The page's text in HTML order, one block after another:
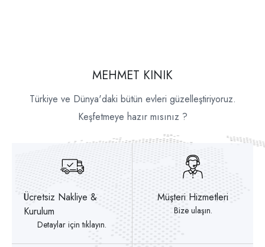
MEHMET KINIK
Türkiye ve Dünya'daki bütün evleri güzelleştiriyoruz.
Keşfetmeye hazır mısınız ?
Ücretsiz Nakliye &
Kurulum
Detaylar için tıklayın.
Müşteri Hizmetleri
Bize ulaşın.